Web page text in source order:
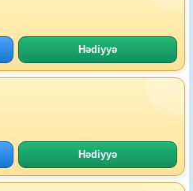
Hədiyyə
Hədiyyə